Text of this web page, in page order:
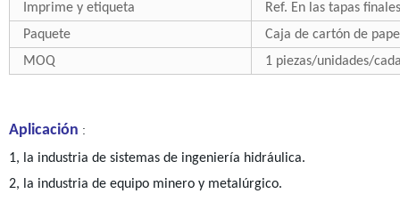
Imprime y etiqueta
Ref. En las tapas finales
Paquete
Caja de cartón de
MOQ
1 piezas/unidades/
Aplicación :
1, la industria de sistemas de ingeniería hidráulica.
2, la industria de equipo minero y metalúrgico.